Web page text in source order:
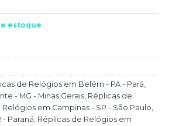
estoque
de Relógios em Belém - PA - Pará,
- MG - Minas Gerais, Réplicas de
em Campinas - SP - São Paulo,
Paraná, Réplicas de Relógios em